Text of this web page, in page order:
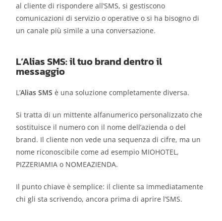
al cliente di rispondere all’SMS, si gestiscono
comunicazioni di servizio o operative o si ha bisogno di
un canale più simile a una conversazione.
L’Alias SMS: il tuo brand dentro il
messaggio
L’Alias SMS è una soluzione completamente diversa.
Si tratta di un mittente alfanumerico personalizzato che
sostituisce il numero con il nome dell’azienda o del
brand. Il cliente non vede una sequenza di cifre, ma un
nome riconoscibile come ad esempio MIOHOTEL,
PIZZERIAMIA o NOMEAZIENDA.
Il punto chiave è semplice: il cliente sa immediatamente
chi gli sta scrivendo, ancora prima di aprire l’SMS.